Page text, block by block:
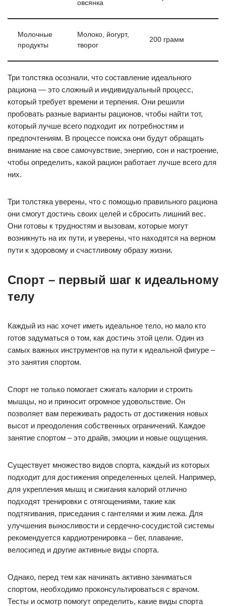
овсянка
Молочные
продукты
Молоко, йогурт,
творог
200 грамм
Три толстяка осознали, что составление идеального
рациона — это сложный и индивидуальный процесс,
который требует времени и терпения. Они решили
пробовать разные варианты рационов, чтобы найти тот,
который лучше всего подходит их потребностям и
предпочтениям. В процессе поиска они будут обращать
внимание на свое самочувствие, энергию, сон и настроение,
чтобы определить, какой рацион работает лучше всего для
них.
Три толстяка уверены, что с помощью правильного рациона
они смогут достичь своих целей и сбросить лишний вес.
Они готовы к трудностям и вызовам, которые могут
возникнуть на их пути, и уверены, что находятся на верном
пути к здоровому и счастливому образу жизни.
Спорт – первый шаг к идеальному
телу
Каждый из нас хочет иметь идеальное тело, но мало кто
готов задуматься о том, как достичь этой цели. Один из
самых важных инструментов на пути к идеальной фигуре –
это занятия спортом.
Спорт не только помогает сжигать калории и строить
мышцы, но и приносит огромное удовольствие. Он
позволяет вам переживать радость от достижения новых
высот и преодоления собственных ограничений. Каждое
занятие спортом – это драйв, эмоции и новые ощущения.
Существует множество видов спорта, каждый из которых
подходит для достижения определенных целей. Например,
для укрепления мышц и сжигания калорий отлично
подходят тренировки с отягощениями, такие как
подтягивания, приседания с гантелями и жим лежа. Для
улучшения выносливости и сердечно-сосудистой системы
рекомендуется кардиотренировка – бег, плавание,
велосипед и другие активные виды спорта.
Однако, перед тем как начинать активно заниматься
спортом, необходимо проконсультироваться с врачом.
Тесты и осмотр помогут определить, какие виды спорта